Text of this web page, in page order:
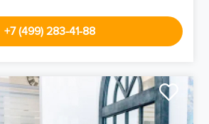
+7 (499) 283-41-88